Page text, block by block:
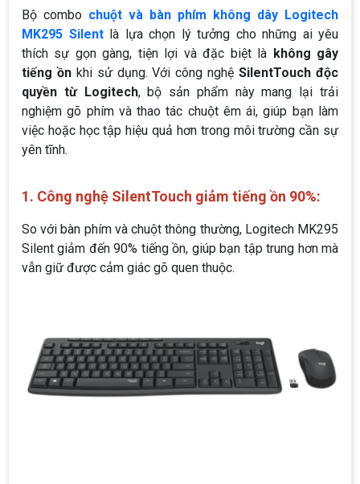
Bộ combo chuột và bàn phím không dây Logitech
MK295 Silentlà lựa chọn lý tưởng cho những ai yêu
thích sự gọn gàng, tiện lợi và đặc biệt là không gây
tiếng ồnkhi sử dụng. Với công nghệSilentTouch độc
quyền từ Logitech, bộ sản phẩm này mang lại trải
nghiệm gõ phím và thao tác chuột êm ái, giúp bạn làm
việc hoặc học tập hiệu quả hơn trong môi trường cần sự
yên tĩnh.
1. Công nghệ SilentTouch giảm tiếng ồn 90%:
So với bàn phím và chuột thông thường, Logitech MK295
Silent giảm đến 90% tiếng ồn, giúp bạn tập trung hơn mà
vẫn giữ được cảm giác gõ quen thuộc.